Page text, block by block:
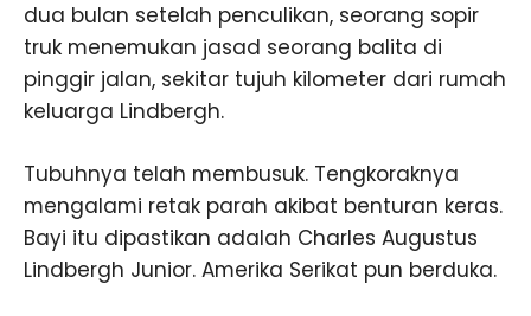
dua bulan setelah penculikan, seorang sopir
truk menemukan jasad seorang balita di
pinggir jalan, sekitar tujuh kilometer dari rumah
keluarga Lindbergh.
Tubuhnya telah membusuk. Tengkoraknya
mengalami retak parah akibat benturan keras.
Bayi itu dipastikan adalah Charles Augustus
Lindbergh Junior. Amerika Serikat pun berduka.